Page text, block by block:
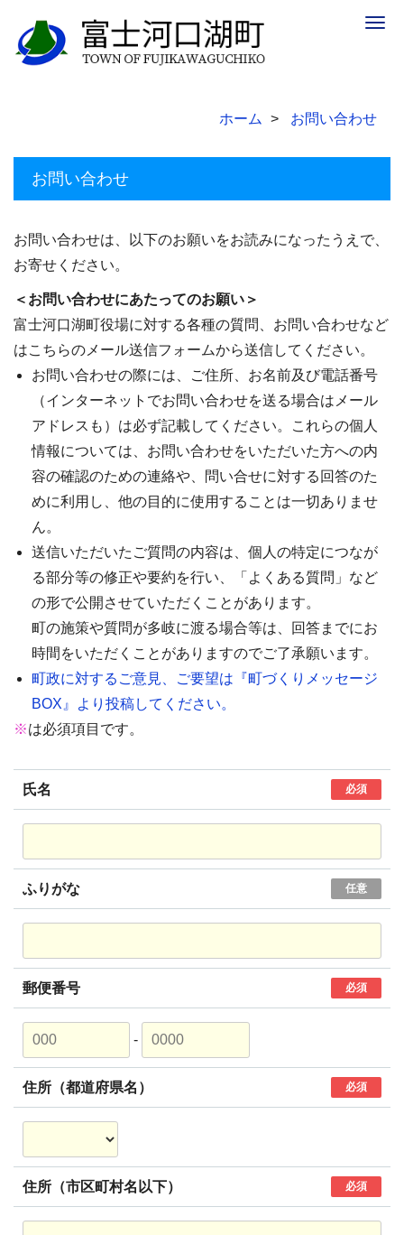
ホーム お問い合わせ
お問い合わせ
お問い合わせは、以下のお願いをお読みになったうえで、
お寄せください。
＜お問い合わせにあたってのお願い＞
富士河口湖町役場に対する各種の質問、お問い合わせなど
はこちらのメール送信フォームから送信してください。
お問い合わせの際には、ご住所、お名前及び電話番号
（インターネットでお問い合わせを送る場合はメール
アドレスも）は必ず記載してください。これらの個人
情報については、お問い合わせをいただいた方への内
容の確認のための連絡や、問い合せに対する回答のた
めに利用し、他の目的に使用することは一切ありませ
ん。
送信いただいたご質問の内容は、個人の特定につなが
る部分等の修正や要約を行い、「よくある質問」など
の形で公開させていただくことがあります。
町の施策や質問が多岐に渡る場合等は、回答までにお
時間をいただくことがありますのでご了承願います。
町政に対するご意見、ご要望は『町づくりメッセージ
BOX』より投稿してください。
※は必須項目です。
氏名 必須
ふりがな 任意
郵便番号 必須
-
住所（都道府県名） 必須
住所（市区町村名以下） 必須